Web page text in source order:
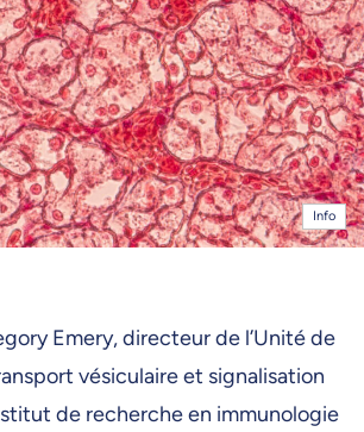
Info
Emery, directeur de l’Unité de
vésiculaire et signalisation
de recherche en immunologie